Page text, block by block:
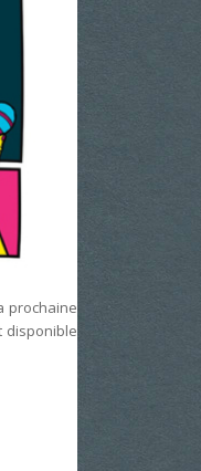
prochaine
disponible